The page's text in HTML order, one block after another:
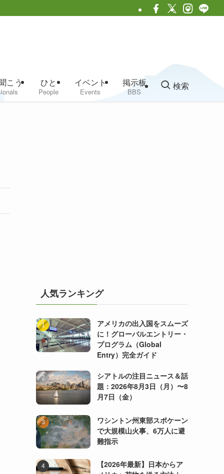
こう ひと
People
イベント
Events
掲示板
BBS
検索
人気ランキング
アメリカの出入国をスムーズ
に！グローバルエントリー・
プログラム（Global
Entry）完全ガイド
シアトルの注目ニュース＆話
題：2026年8月3日（月）〜8
月7日（金）
ワシントン州東部スポケーン
で大規模山火事、6万人に避
難指示
【2026年最新】日本からア